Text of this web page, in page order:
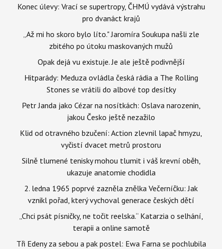
Konec úlevy: Vrací se supertropy, ČHMÚ vydává výstrahu
pro dvanáct krajů
„Až mi ho skoro bylo líto." Jaromíra Soukupa našli zle
zbitého po útoku maskovaných mužů
Opak dejá vu existuje. Je ale ještě podivnější
Hitparády: Meduza ovládla česká rádia a The Rolling
Stones se vrátili do albové top desítky
Petr Janda jako Cézar na nosítkách: Oslava narozenin,
jakou Česko ještě nezažilo
Klid od otravného bzučení: Action zlevnil lapač hmyzu,
vyčistí dvacet metrů prostoru
Silně tlumené tenisky mohou tlumit i váš krevní oběh,
ukazuje anatomie chodidla
2. ledna 1965 poprvé zazněla znělka Večerníčku: Jak
vznikl pořad, který vychoval generace českých dětí
„Chci psát písničky, ne točit reelska.“ Katarzia o selhání,
terapii a online samotě
Tři Edeny za sebou a pak postel: Ewa Farna se pochlubila